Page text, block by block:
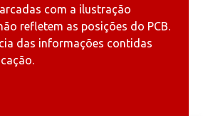
com a ilustração
refletem as posições do PCB.
das informações contidas